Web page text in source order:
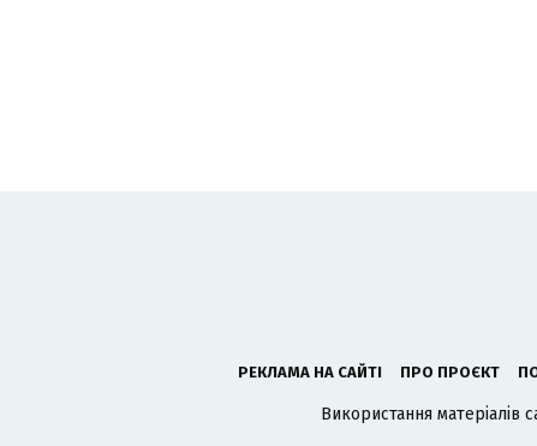
РЕКЛАМА НА САЙТІ ПРО ПРОЄКТ
Використання матеріалів